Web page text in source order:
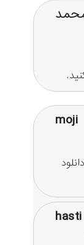
moji
hasti